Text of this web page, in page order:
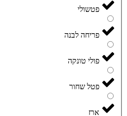
פטשולי
פריחה לבנה
פולי טונקה
פטל שחור
ארז